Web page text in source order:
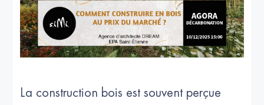
La construction bois est souvent perçue